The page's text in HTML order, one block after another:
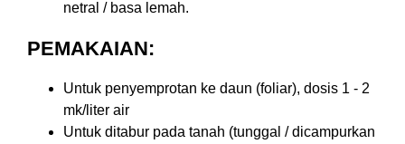
netral / basa lemah.
PEMAKAIAN:
Untuk penyemprotan ke daun (foliar), dosis 1 - 2
mk/liter air
Untuk ditabur pada tanah (tunggal / dicampurkan